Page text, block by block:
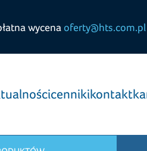
wycena oferty@hts.com.pl
cennikikontakt